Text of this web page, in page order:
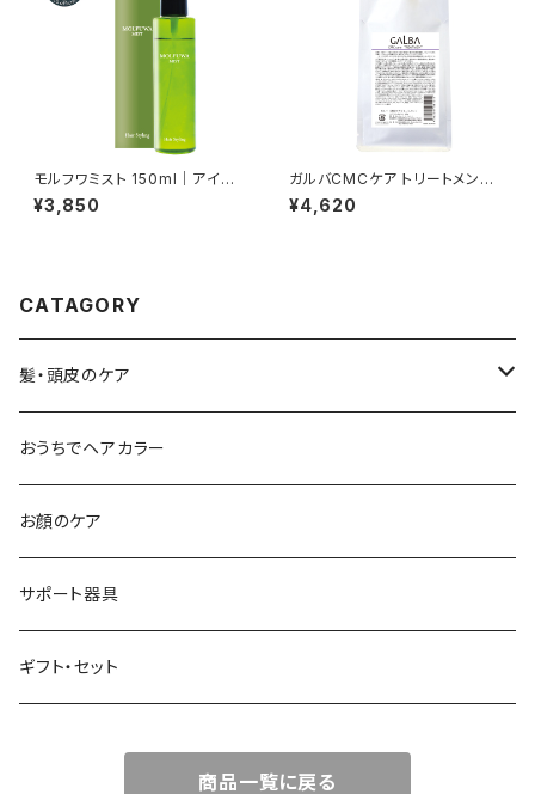
モルフワミスト 150ml｜アイロ
ン前のスタイリングミスト（巻き
髪キープ）
¥3,850
ガルバCMCケア トリートメント
400g パウチ｜リトルサイエン
ティスト正規品【詰替え用】 年齢
¥4,620
CATAGORY
髪・頭皮のケア
シャンプー
流すトリートメント
流さないトリートメント
頭皮ケア
おうちでヘアカラー
お顔のケア
サポート器具
ギフト・セット
商品一覧に戻る